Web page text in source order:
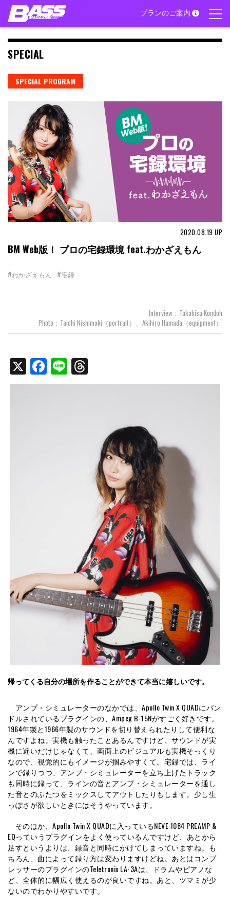
Skip
content
プランのご案内
SPECIAL
SPECIAL PROGRAM
2020.08.19 UP
BM Web版！ プロの宅録環境 feat.わかざえもん
#わかざえもん #宅録
Interview：Takahisa Kondoh
Photo：Taichi Nishimaki（portrait）、Akihiro Hamada（equipment）
X Facebook
Line
帰ってくる自分の場所を作ることができて本当に嬉しいです。
アンプ・シミュレーターのなかでは、Apollo Twin X QUADにバン
ドルされているプラグインの、Ampeg B-15Nがすごく好きです。
1964年製と1966年製のサウンドを切り替えられたりして便利な
んですよね。実機も触ったことあるんですけど、サウンドが実
機に近いだけじゃなくて、画面上のビジュアルも実機そっくり
なので、視覚的にもイメージが掴みやすくて。宅録では、ライ
ンで録りつつ、アンプ・シミュレーターを立ち上げたトラック
も同時に録って、ラインの音とアンプ・シミュレーターを通し
た音とのふたつをミックスしてアウトしたりもします。少し生
っぽさが欲しいときにはそうやっています。
そのほか、Apollo Twin X QUADに入っているNEVE 1084 PREAMP &
EQっていうプラグインをよく使っているんですけど、あとから
足すというよりは、録音と同時にかけてしまっていますね。も
ちろん、曲によって録り方は変わりますけどね。あとはコンプ
レッサーのプラグインのTeletronix LA-3Aは、ドラムやピアノな
ど、全体的に幅広く使えるのが良いですね。あと、ツマミが少
ないのでわかりやすいです。